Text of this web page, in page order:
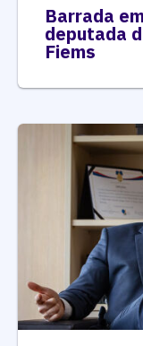
Barrada
deputada
Fiems